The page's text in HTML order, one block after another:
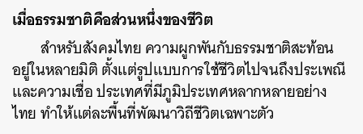
เมื่อธรรมชาติคือส่วนหนึ่งของชีวิต
สำหรับสังคมไทย ความผูกพันกับธรรมชาติสะท้อน
อยู่ในหลายมิติ ตั้งแต่รูปแบบการใช้ชีวิตไปจนถึงประเพณี
และความเชื่อ ประเทศที่มีภูมิประเทศหลากหลายอย่าง
ไทย ทำให้แต่ละพื้นที่พัฒนาวิถีชีวิตเฉพาะตัว